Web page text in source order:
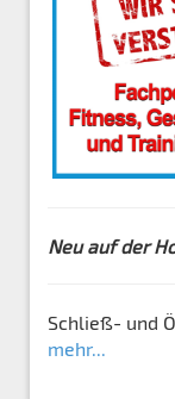
Neu auf der
Schließ- und
mehr...